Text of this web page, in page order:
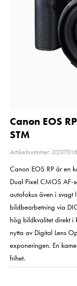
Canon EOS
STM
Artikelnummer:
Canon EOS RP är en
Dual Pixel CMOS AF-
autofokus även i
bildbearbetning via
hög bildkvalitet direkt
nytta av Digital Lens
exponeringen. En
frihet.